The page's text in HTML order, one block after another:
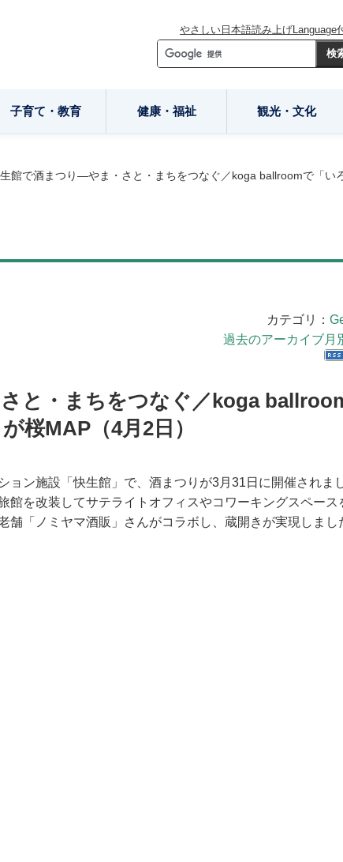
やさしい日本語読み上げLanguage
子育て・教育 健康・福祉 観光・文化
館で酒まつり―やま・さと・まちをつなぐ／koga ballroomで「い
カテゴリ：
過去のアーカイブ月
と・まちをつなぐ／koga
桜MAP（4月2日）
ョン施設「快生館」で、酒まつりが3月31日に開催されま
館を改装してサテライトオフィスやコワーキングスペース
舗「ノミヤマ酒販」さんがコラボし、蔵開きが実現しまし